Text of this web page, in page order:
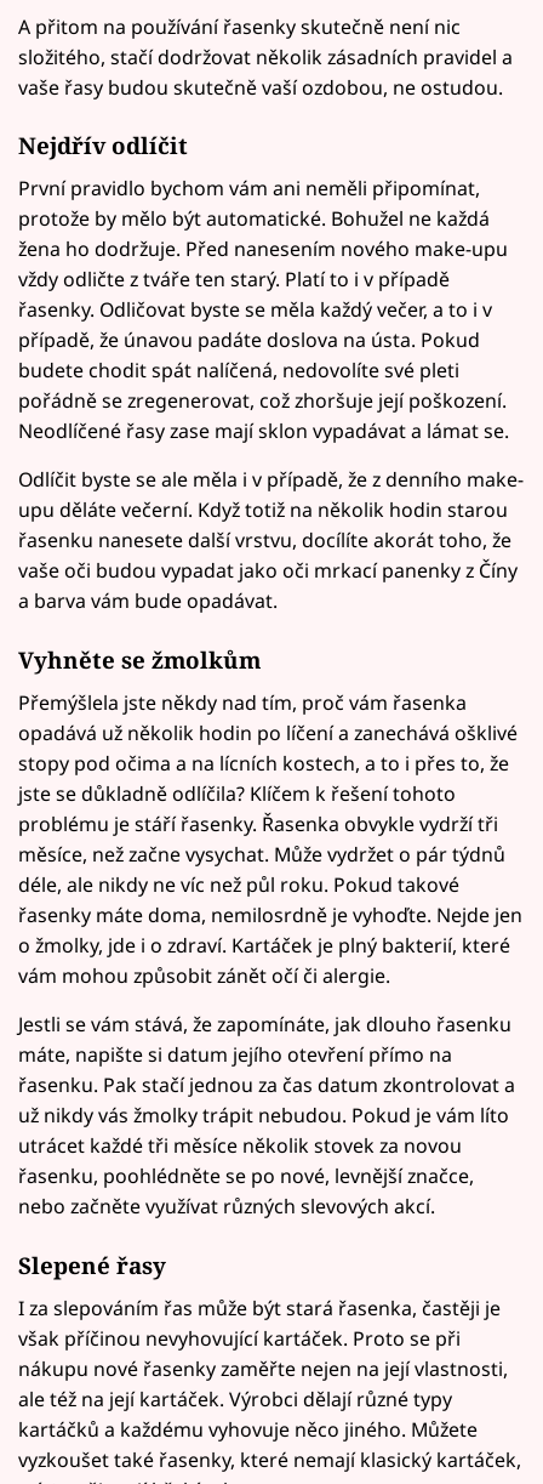
A přitom na používání řasenky skutečně není nic
složitého, stačí dodržovat několik zásadních pravidel a
vaše řasy budou skutečně vaší ozdobou, ne ostudou.
Nejdřív odlíčit
První pravidlo bychom vám ani neměli připomínat,
protože by mělo být automatické. Bohužel ne každá
žena ho dodržuje. Před nanesením nového make-upu
vždy odličte z tváře ten starý. Platí to i v případě
řasenky. Odličovat byste se měla každý večer, a to i v
případě, že únavou padáte doslova na ústa. Pokud
budete chodit spát nalíčená, nedovolíte své pleti
pořádně se zregenerovat, což zhoršuje její poškození.
Neodlíčené řasy zase mají sklon vypadávat a lámat se.
Odlíčit byste se ale měla i v případě, že z denního make-
upu děláte večerní. Když totiž na několik hodin starou
řasenku nanesete další vrstvu, docílíte akorát toho, že
vaše oči budou vypadat jako oči mrkací panenky z Číny
a barva vám bude opadávat.
Vyhněte se žmolkům
Přemýšlela jste někdy nad tím, proč vám řasenka
opadává už několik hodin po líčení a zanechává ošklivé
stopy pod očima a na lícních kostech, a to i přes to, že
jste se důkladně odlíčila? Klíčem k řešení tohoto
problému je stáří řasenky. Řasenka obvykle vydrží tři
měsíce, než začne vysychat. Může vydržet o pár týdnů
déle, ale nikdy ne víc než půl roku. Pokud takové
řasenky máte doma, nemilosrdně je vyhoďte. Nejde jen
o žmolky, jde i o zdraví. Kartáček je plný bakterií, které
vám mohou způsobit zánět očí či alergie.
Jestli se vám stává, že zapomínáte, jak dlouho řasenku
máte, napište si datum jejího otevření přímo na
řasenku. Pak stačí jednou za čas datum zkontrolovat a
už nikdy vás žmolky trápit nebudou. Pokud je vám líto
utrácet každé tři měsíce několik stovek za novou
řasenku, poohlédněte se po nové, levnější značce,
nebo začněte využívat různých slevových akcí.
Slepené řasy
I za slepováním řas může být stará řasenka, častěji je
však příčinou nevyhovující kartáček. Proto se při
nákupu nové řasenky zaměřte nejen na její vlastnosti,
ale též na její kartáček. Výrobci dělají různé typy
kartáčků a každému vyhovuje něco jiného. Můžete
vyzkoušet také řasenky, které nemají klasický kartáček,